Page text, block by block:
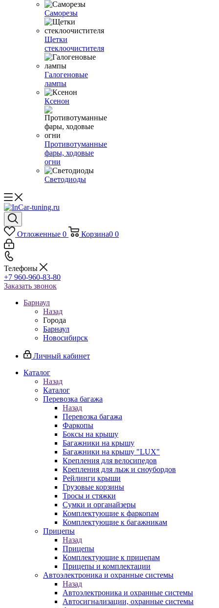
Саморезы
Щетки
стеклоочистителя
Галогеновые
лампы
Ксенон
Противотуманные
фары, ходовые
огни
Светодиоды
Отложенные 0 Корзина0 0
Телефоны
+7 960-960-83-80
Заказать звонок
Барнаул
Назад
Города
Барнаул
Новосибирск
Личный кабинет
Каталог
Назад
Каталог
Перевозка багажа
Назад
Перевозка багажа
Фаркопы
Боксы на крышу
Багажники на крышу
Багажники на крышу "LUX"
Крепления для велосипедов
Крепления для лыж и сноубордов
Рейлинги крыши
Грузовые корзины
Тросы и стяжки
Сумки и органайзеры
Комплектующие к фаркопам
Комплектующие к багажникам
Прицепы
Назад
Прицепы
Комплектующие к прицепам
Прицепы и комплектации
Автоэлектроника и охранные системы
Назад
Автоэлектроника и охранные системы
Автосигнализации, охранные системы